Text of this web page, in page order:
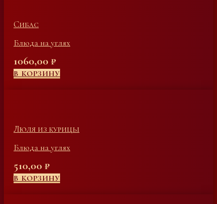
Сибас
Блюда на углях
1060,00 ₽
В КОРЗИНУ
Люля из курицы
Блюда на углях
510,00 ₽
В КОРЗИНУ